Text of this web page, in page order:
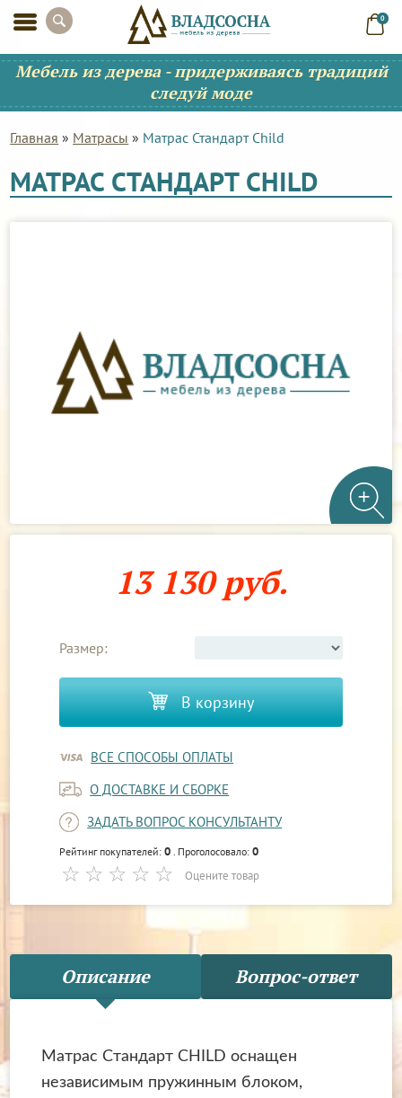
0
Мебель из дерева - придерживаясь традиций
следуй моде
Главная » Матрасы » Матрас Стандарт Child
МАТРАС СТАНДАРТ CHILD
13 130 руб.
Размер:
В корзину
ВСЕ СПОСОБЫ ОПЛАТЫ
О ДОСТАВКЕ И СБОРКЕ
ЗАДАТЬ ВОПРОС КОНСУЛЬТАНТУ
Рейтинг покупателей:0. Проголосовало:0
Оцените товар
Описание Вопрос-ответ
Матрас Стандарт CHILD оснащен
независимым пружинным блоком,